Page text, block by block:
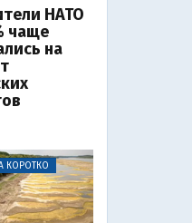
НАТО
чаще
на
КОРОТКО